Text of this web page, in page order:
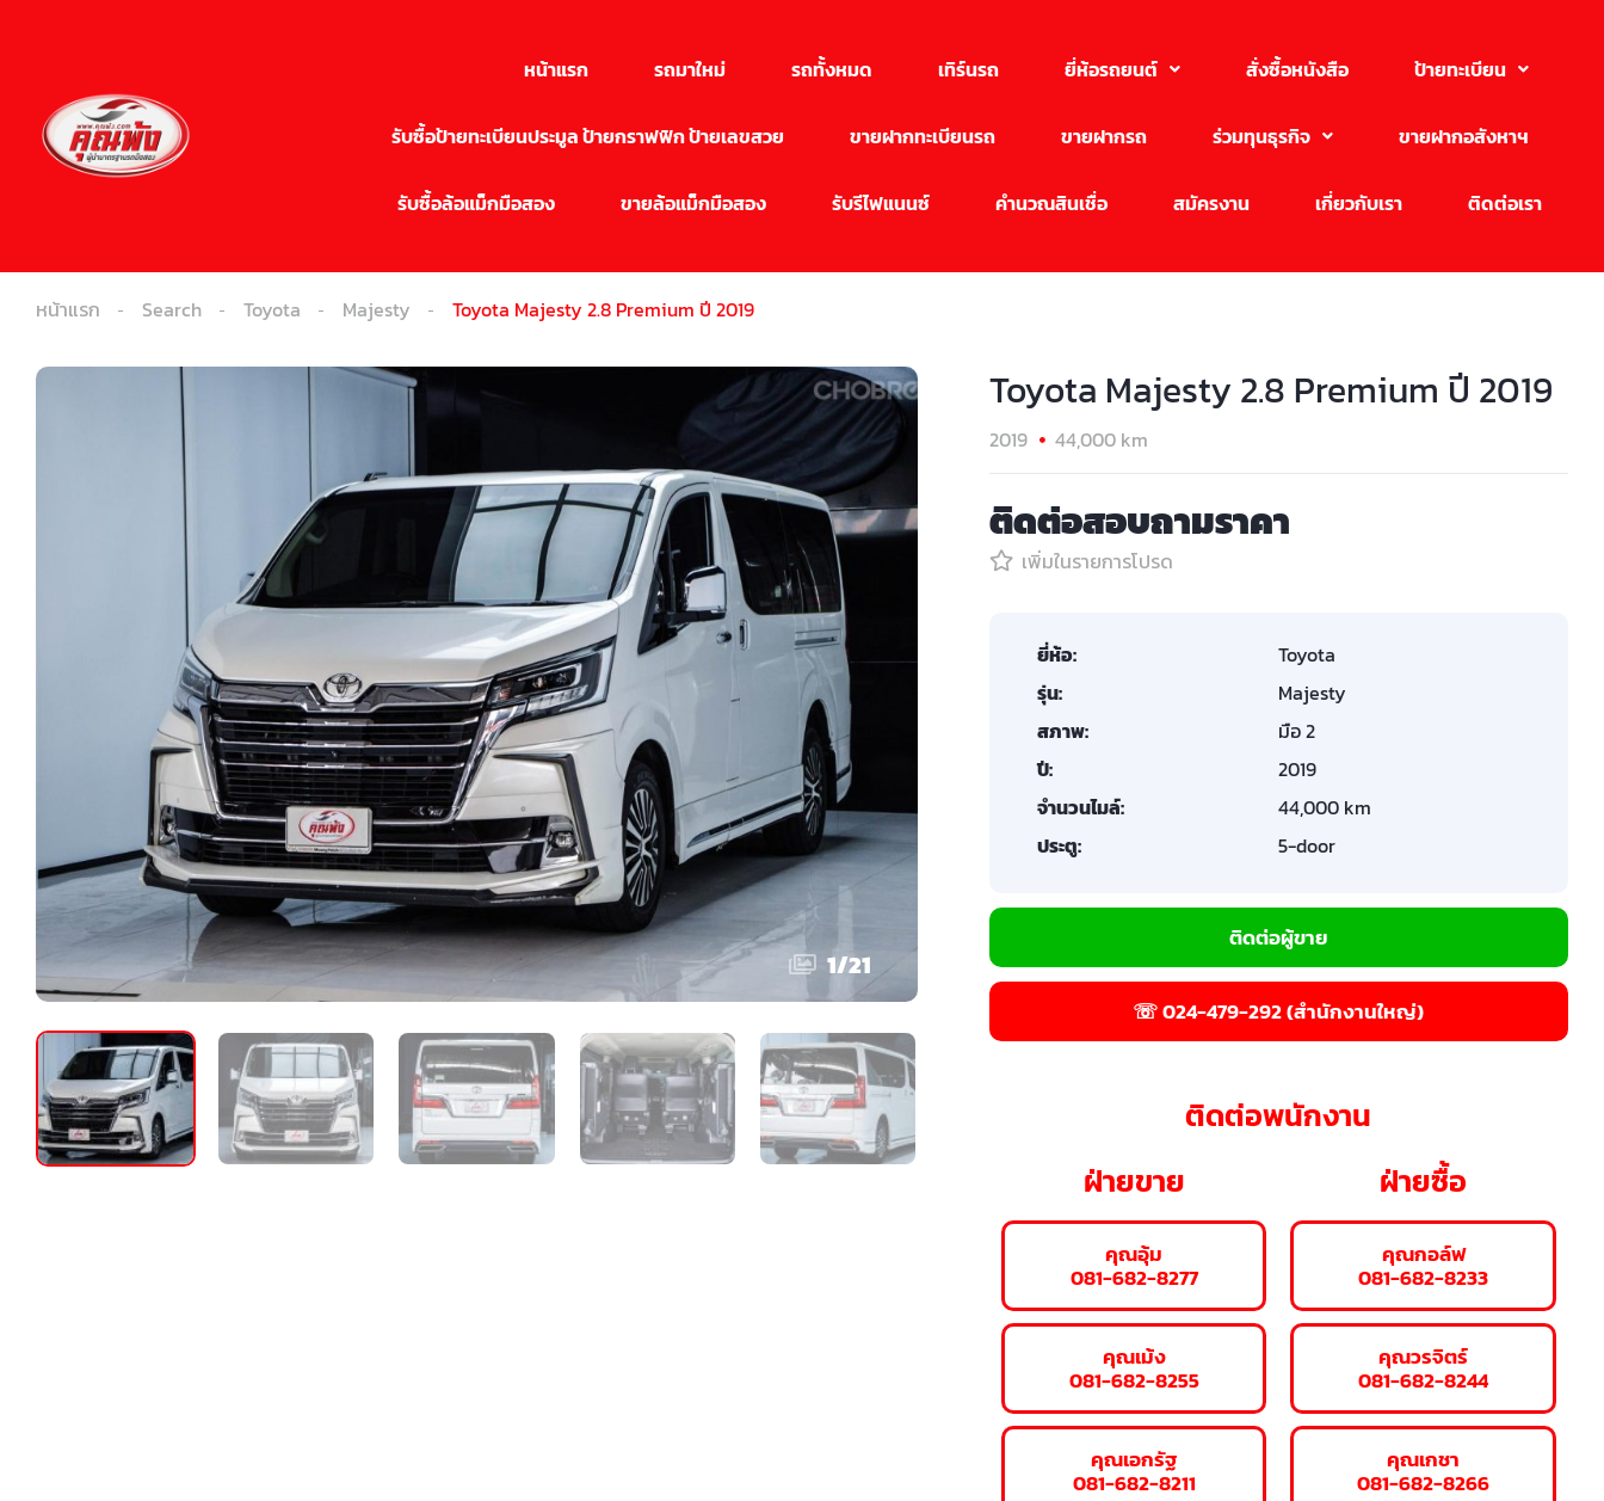
หน้าแรก รถมาใหม่ รถทั้งหมด เทิร์นรถ ยี่ห้อรถยนต์ สั่งซื้อหนังสือ ป้ายทะเบียน
รับซื้อป้ายทะเบียนประมูล ป้ายกราฟฟิก ป้ายเลขสวย ขายฝากทะเบียนรถ ขายฝากรถ ร่วมทุนธุรกิจ ขายฝากอสังหาฯ
รับซื้อล้อแม็กมือสอง ขายล้อแม็กมือสอง รับรีไฟแนนซ์ คำนวณสินเชื่อ สมัครงาน เกี่ยวกับเรา ติดต่อเรา
หน้าแรก Search Toyota Majesty Toyota Majesty 2.8 Premium ปี 2019
1/21
Toyota Majesty 2.8 Premium ปี 2019
2019 44,000 km
ติดต่อสอบถามราคา
เพิ่มในรายการโปรด
ยี่ห้อ:
Toyota
รุ่น:
Majesty
สภาพ:
มือ 2
ปี:
2019
จำนวนไมล์:
44,000 km
ประตู:
5-door
ติดต่อผู้ขาย
☏ 024-479-292 (สำนักงานใหญ่)
ติดต่อพนักงาน
ฝ่ายขาย
คุณอุ้ม
081-682-8277
คุณเม้ง
081-682-8255
คุณเอกรัฐ
081-682-8211
ฝ่ายซื้อ
คุณกอล์ฟ
081-682-8233
คุณวรจิตร์
081-682-8244
คุณเกชา
081-682-8266